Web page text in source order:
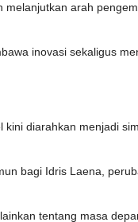
arah
inovasi sekaligus
diarahkan menjadi
bagi Idris Laena,
tentang masa